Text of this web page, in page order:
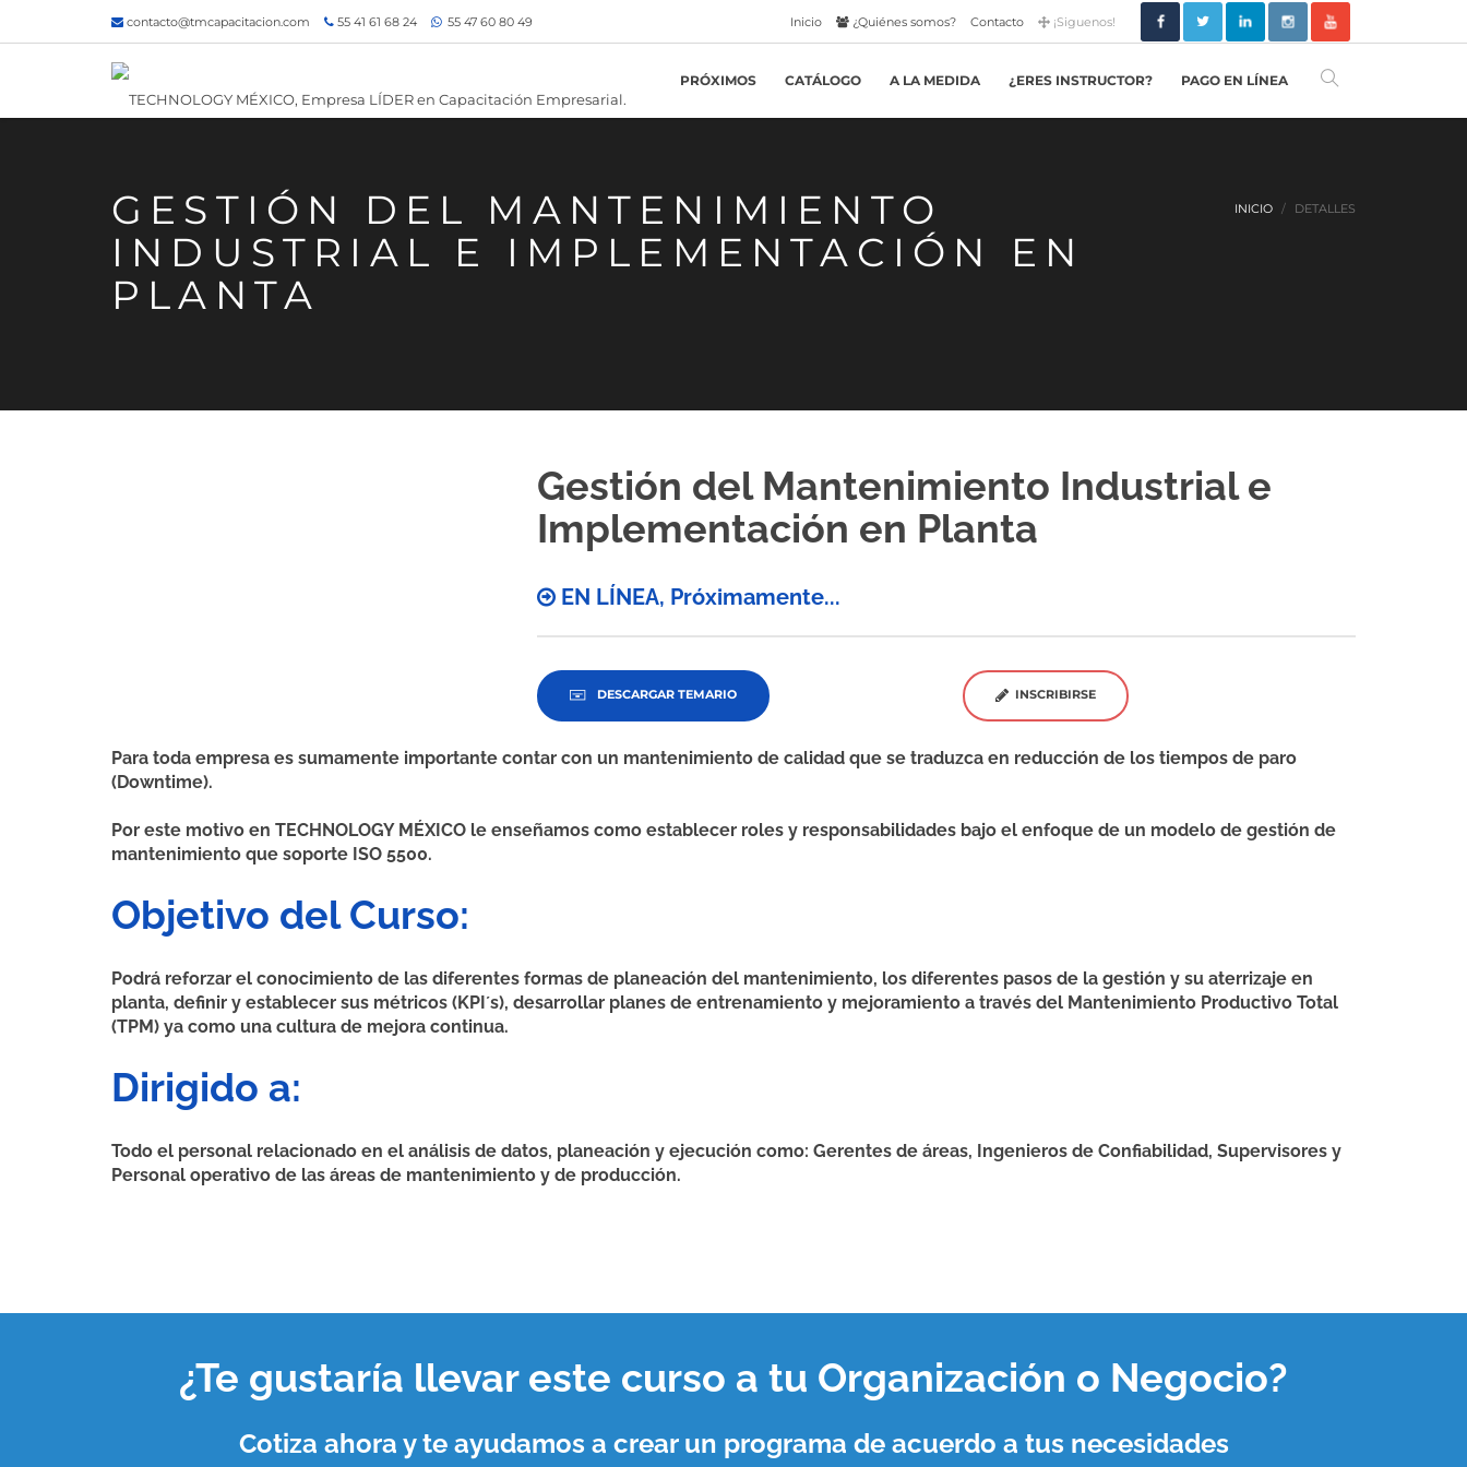
contacto@tmcapacitacion.com 55 41 61 68 24 55 47 60 80 49 Inicio ¿Quiénes somos? Contacto ¡Siguenos!
PRÓXIMOS CATÁLOGO A LA MEDIDA ¿ERES INSTRUCTOR? PAGO EN LÍNEA
GESTIÓN DEL MANTENIMIENTO
INDUSTRIAL E IMPLEMENTACIÓN EN
PLANTA
INICIO DETALLES
Gestión del Mantenimiento Industrial e
Implementación en Planta
EN LÍNEA, Próximamente...
DESCARGAR TEMARIO INSCRIBIRSE
Para toda empresa es sumamente importante contar con un mantenimiento de calidad que se traduzca en reducción de los tiempos de paro
(Downtime).
Por este motivo en TECHNOLOGY MÉXICO le enseñamos como establecer roles y responsabilidades bajo el enfoque de un modelo de gestión de
mantenimiento que soporte ISO 5500.
Objetivo del Curso:
Podrá reforzar el conocimiento de las diferentes formas de planeación del mantenimiento, los diferentes pasos de la gestión y su aterrizaje en
planta, definir y establecer sus métricos (KPI´s), desarrollar planes de entrenamiento y mejoramiento a través del Mantenimiento Productivo Total
(TPM) ya como una cultura de mejora continua.
Dirigido a:
Todo el personal relacionado en el análisis de datos, planeación y ejecución como: Gerentes de áreas, Ingenieros de Confiabilidad, Supervisores y
Personal operativo de las áreas de mantenimiento y de producción.
¿Te gustaría llevar este curso a tu Organización o Negocio?
Cotiza ahora y te ayudamos a crear un programa de acuerdo a tus necesidades